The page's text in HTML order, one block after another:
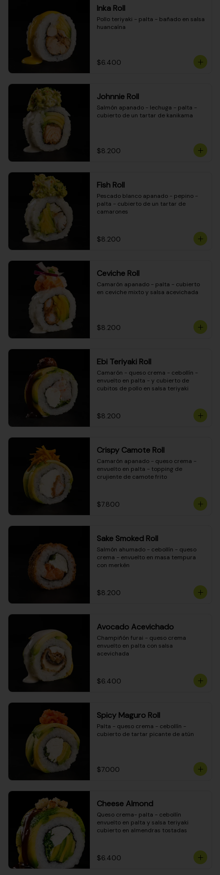
Inka Roll
Pollo teriyaki - palta - bañado en salsa
huancaína
$6.400
Johnnie Roll
Salmón apanado - lechuga - palta -
cubierto de un tartar de kanikama
$8.200
Fish Roll
Pescado blanco apanado - pepino -
palta - cubierto de un tartar de
camarones
$8.200
Ceviche Roll
Camarón apanado - palta - cubierto
en ceviche mixto y salsa acevichada
$8.200
Ebi Teriyaki Roll
Camarón - queso crema - cebollín -
envuelto en palta - y cubierto de
cubitos de pollo en salsa teriyaki
$8.200
Crispy Camote Roll
Camarón apanado - queso crema -
envuelto en palta - topping de
crujiente de camote frito
$7.800
Sake Smoked Roll
Salmón ahumado - cebollín - queso
crema - envuelto en masa tempura
con merkén
$8.200
Avocado Acevichado
Champiñón furai - queso crema
envuelto en palta con salsa
acevichada
$6.400
Spicy Maguro Roll
Palta - queso crema - cebollín -
cubierto de tartar picante de atún
$7.000
Cheese Almond
Queso crema- palta - cebollín
envuelto en palta y salsa teriyaki
cubierto en almendras tostadas
$6.400